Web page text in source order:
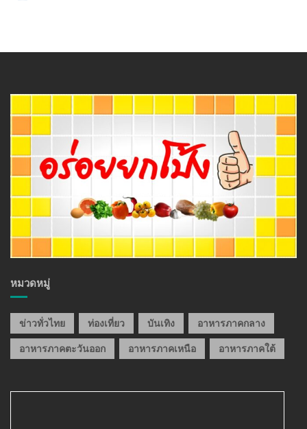
หมวดหมู่
ข่าวทั่วไทย ท่องเที่ยว บันเทิง อาหารภาคกลาง
อาหารภาคตะวันออก อาหารภาคเหนือ อาหารภาคใต้